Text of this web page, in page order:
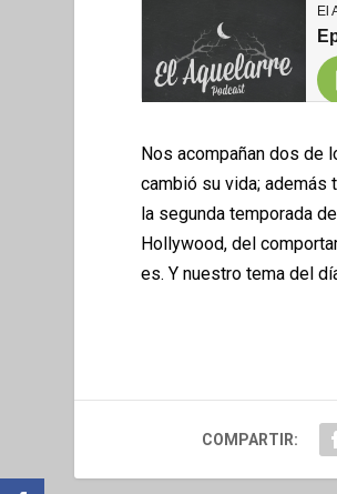
Nos acompañan dos de
cambió su vida; además
la segunda temporada
Hollywood, del
es. Y nuestro tema del
COMPARTIR: